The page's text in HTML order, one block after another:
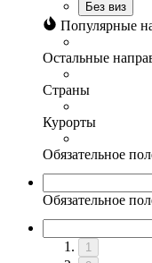
Без виз
Популярные
Остальные
Страны
Курорты
Обязательное
Обязательное
1